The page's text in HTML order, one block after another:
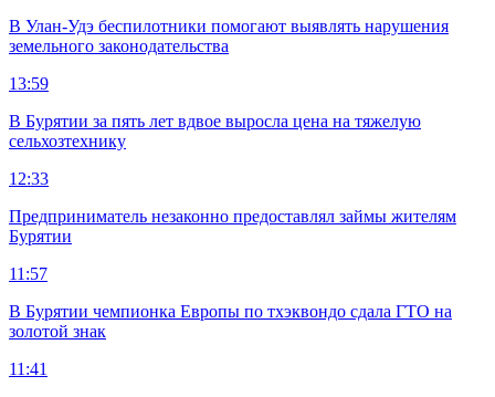
В Улан-Удэ беспилотники помогают выявлять нарушения
земельного законодательства
13:59
В Бурятии за пять лет вдвое выросла цена на тяжелую
сельхозтехнику
12:33
Предприниматель незаконно предоставлял займы жителям
Бурятии
11:57
В Бурятии чемпионка Европы по тхэквондо сдала ГТО на
золотой знак
11:41